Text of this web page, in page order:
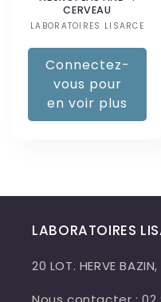
CERVEAU
Fournisseur :
LABORATOIRES LISARCE
Connectez-
vous pour
en voir plus
LABORATOIRES
20 LOT. HERVE